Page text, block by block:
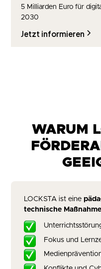
5 Milliarden Euro für
2030
Jetzt informieren
WARUM
LOCKSTA ist eine
technische Maßnahme
Fokus und